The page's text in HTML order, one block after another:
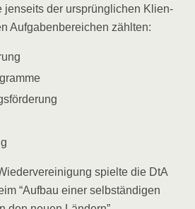
jen­seits der ursprüng­li­chen Kli­en­
Auf­ga­ben­be­rei­chen zählten:
spiel­te die DtA
“Auf­bau einer selb­stän­di­gen